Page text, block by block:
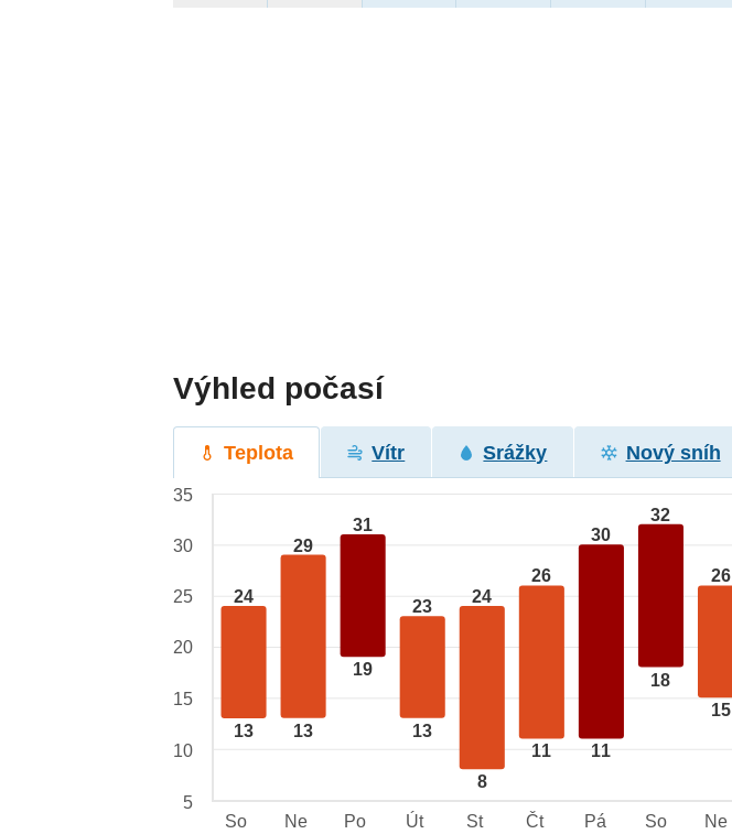
Výhled počasí
Teplota Vítr Srážky Nový sníh
24
13
29
13
31
19
23
13
24
8
26
11
30
11
32
18
26
15
35
30
25
20
15
10
5
So
Ne Po Út St Čt Pá So Ne